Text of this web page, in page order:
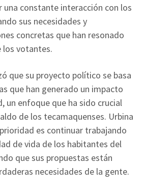
una constante interacción con los
sus necesidades y
concretas que han resonado
votantes.
que su proyecto político se basa
que han generado un impacto
un enfoque que ha sido crucial
de los tecamaquenses. Urbina
es continuar trabajando
de vida de los habitantes del
que sus propuestas están
necesidades de la gente.